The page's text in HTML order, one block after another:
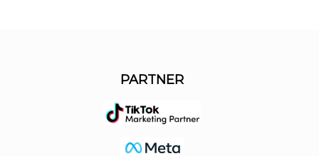
PARTNER